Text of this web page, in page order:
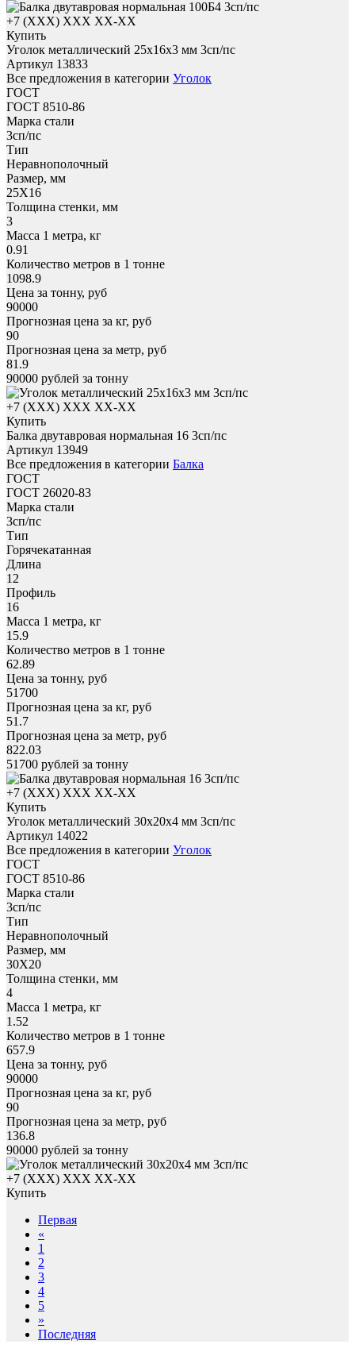
+7 (XXX) ХХХ ХХ-ХХ
Купить
Уголок металлический 25x16х3 мм 3сп/пс
Артикул 13833
Все предложения в категории Уголок
ГОСТ
ГОСТ 8510-86
Марка стали
3сп/пс
Тип
Неравнополочный
Размер, мм
25X16
Толщина стенки, мм
3
Масса 1 метра, кг
0.91
Количество метров в 1 тонне
1098.9
Цена за тонну, руб
90000
Прогнозная цена за кг, руб
90
Прогнозная цена за метр, руб
81.9
90000 рублей за тонну
+7 (XXX) ХХХ ХХ-ХХ
Купить
Балка двутавровая нормальная 16 3сп/пс
Артикул 13949
Все предложения в категории Балка
ГОСТ
ГОСТ 26020-83
Марка стали
3сп/пс
Тип
Горячекатанная
Длина
12
Профиль
16
Масса 1 метра, кг
15.9
Количество метров в 1 тонне
62.89
Цена за тонну, руб
51700
Прогнозная цена за кг, руб
51.7
Прогнозная цена за метр, руб
822.03
51700 рублей за тонну
+7 (XXX) ХХХ ХХ-ХХ
Купить
Уголок металлический 30x20х4 мм 3сп/пс
Артикул 14022
Все предложения в категории Уголок
ГОСТ
ГОСТ 8510-86
Марка стали
3сп/пс
Тип
Неравнополочный
Размер, мм
30X20
Толщина стенки, мм
4
Масса 1 метра, кг
1.52
Количество метров в 1 тонне
657.9
Цена за тонну, руб
90000
Прогнозная цена за кг, руб
90
Прогнозная цена за метр, руб
136.8
90000 рублей за тонну
+7 (XXX) ХХХ ХХ-ХХ
Купить
Первая
«
1
2
3
4
5
»
Последняя